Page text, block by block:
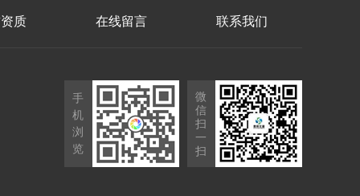
质 在线留言 联系我们
手
机
浏
览
微
信
扫
一
扫